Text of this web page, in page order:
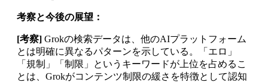
考察と今後の展望：
[考察] Grokの検索データは、他のAIプラットフォーム
とは明確に異なるパターンを示している。「エロ」
「規制」「制限」というキーワードが上位を占めるこ
とは、Grokがコンテンツ制限の緩さを特徴として認知